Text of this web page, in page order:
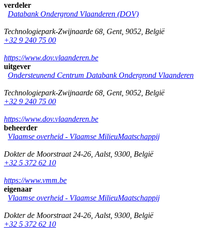
verdeler
Databank Ondergrond Vlaanderen (DOV)
Technologiepark-Zwijnaarde 68 Gent, 9052 België
+32 9 240 75 00
https://www.dov.vlaanderen.be
uitgever
Ondersteunend Centrum Databank Ondergrond Vlaanderen
Technologiepark-Zwijnaarde 68 Gent, 9052 België
+32 9 240 75 00
https://www.dov.vlaanderen.be
beheerder
Vlaamse overheid - Vlaamse MilieuMaatschappij
Dokter de Moorstraat 24-26 Aalst, 9300 België
+32 5 372 62 10
https://www.vmm.be
eigenaar
Vlaamse overheid - Vlaamse MilieuMaatschappij
Dokter de Moorstraat 24-26 Aalst, 9300 België
+32 5 372 62 10